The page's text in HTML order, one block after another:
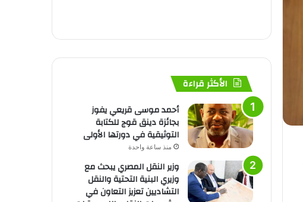
الأكثر قراءة
أحمد موسى قريعي يفوز
بجائزة دينق قوج للكتابة
التوثيقية في دورتها الأولى
منذ ساعة واحدة
وزير النقل المصري يبحث مع
وزيري البنية التحتية والنقل
التشاديين تعزيز التعاون في